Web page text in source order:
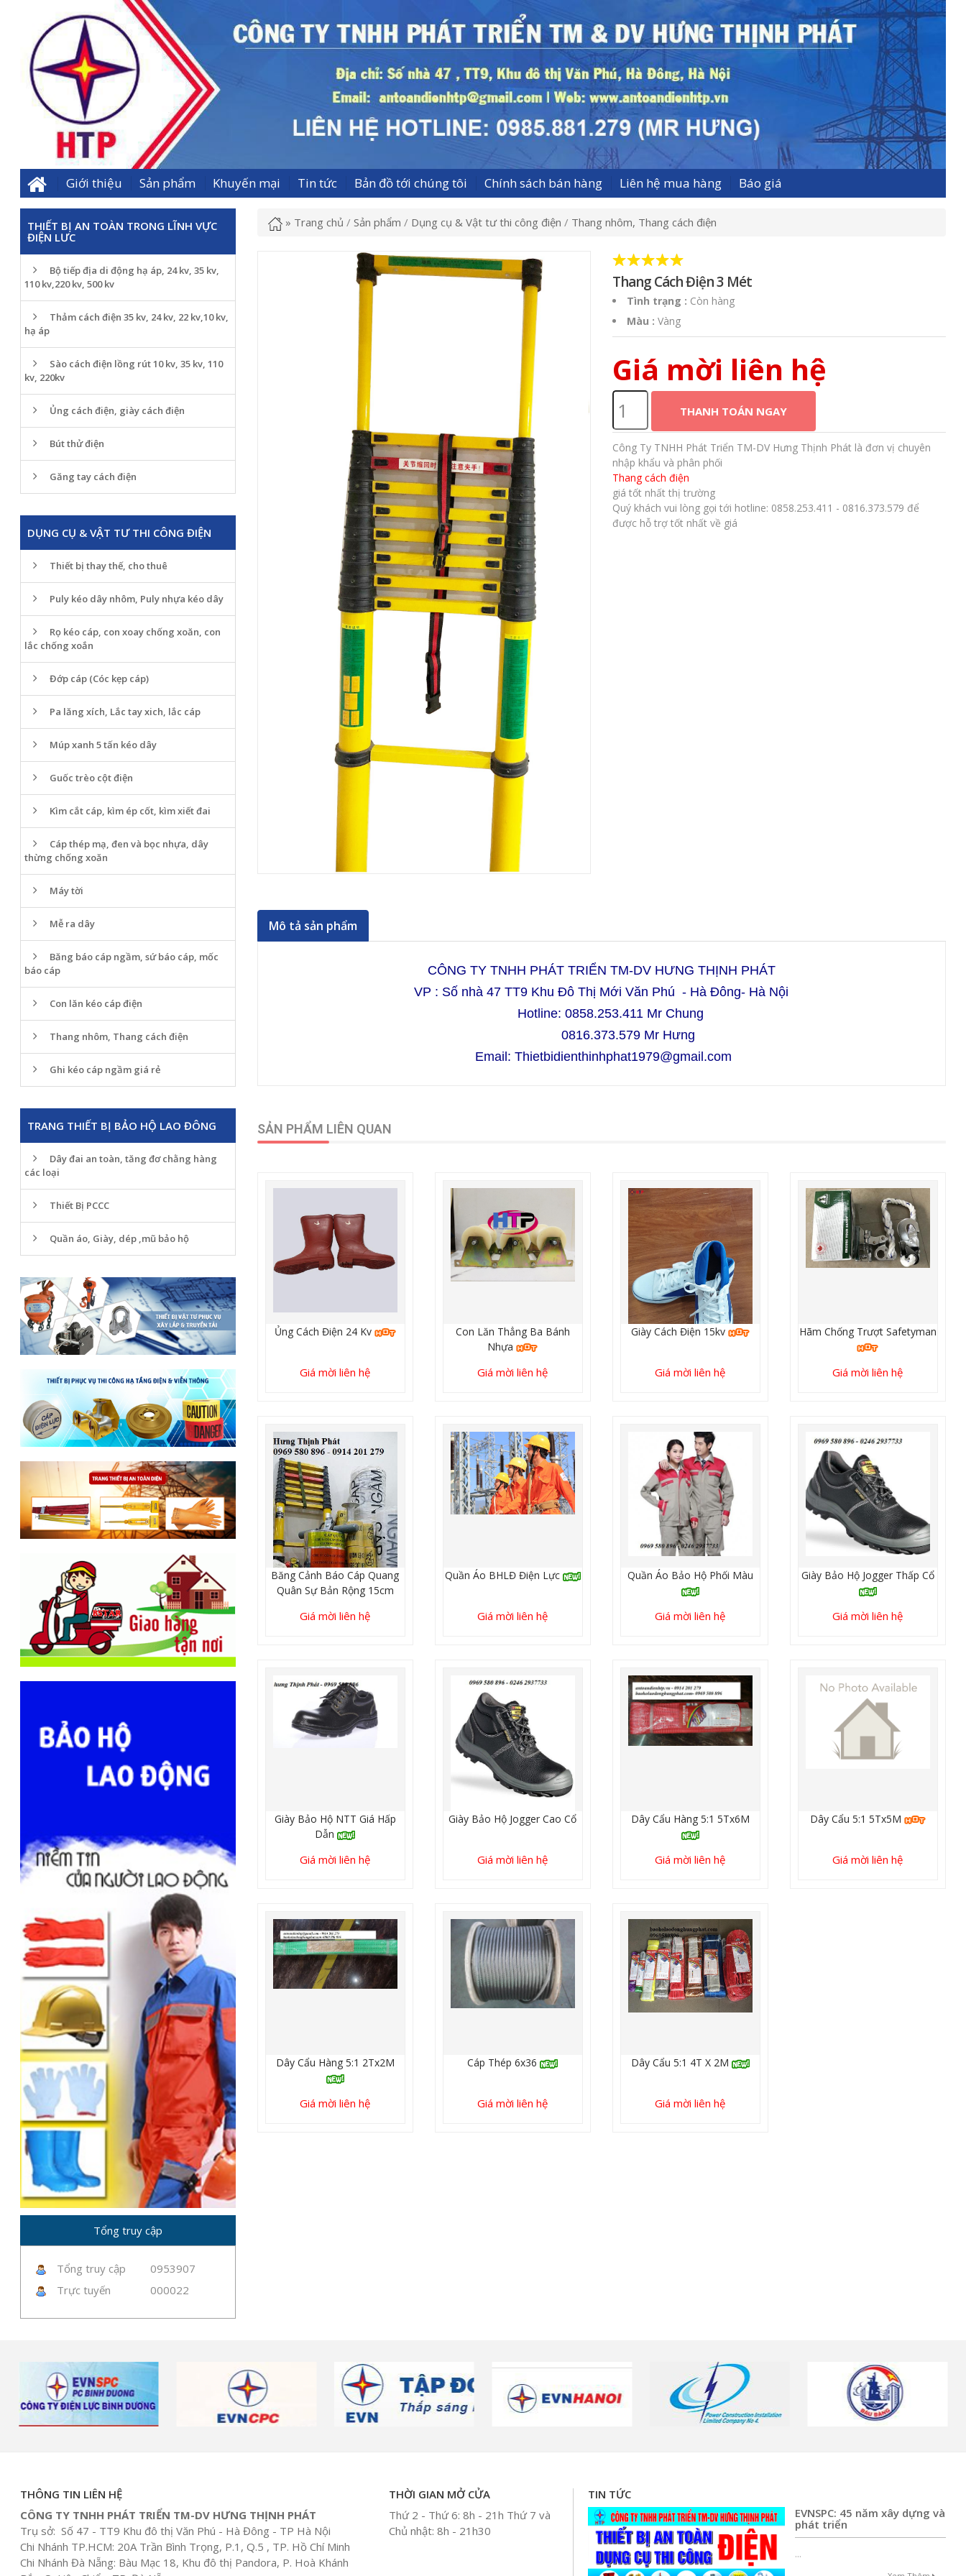
Giới thiệu Sản phẩm Khuyến mại Tin tức Bản đồ tới chúng tôi Chính sách bán hàng Liên hệ mua hàng Báo giá
THIẾT BỊ AN TOÀN TRONG LĨNH VỰC
ĐIỆN LƯC
Bộ tiếp địa di động hạ áp, 24 kv, 35 kv,
110 kv,220 kv, 500 kv
Thảm cách điện 35 kv, 24 kv, 22 kv,10 kv,
hạ áp
Sào cách điện lồng rút 10 kv, 35 kv, 110
kv, 220kv
Ủng cách điện, giày cách điện
Bút thử điện
Găng tay cách điện
DỤNG CỤ & VẬT TƯ THI CÔNG ĐIỆN
Thiết bị thay thế, cho thuê
Puly kéo dây nhôm, Puly nhựa kéo dây
Rọ kéo cáp, con xoay chống xoăn, con
lắc chống xoắn
Đớp cáp (Cóc kẹp cáp)
Pa lăng xích, Lắc tay xich, lắc cáp
Múp xanh 5 tấn kéo dây
Guốc trèo cột điện
Kìm cắt cáp, kìm ép cốt, kìm xiết đai
Cáp thép mạ, đen và bọc nhựa, dây
thừng chống xoăn
Máy tời
Mễ ra dây
Băng báo cáp ngầm, sứ báo cáp, mốc
báo cáp
Con lăn kéo cáp điện
Thang nhôm, Thang cách điện
Ghi kéo cáp ngầm giá rẻ
TRANG THIẾT BỊ BẢO HỘ LAO ĐÔNG
Dây đai an toàn, tăng đơ chằng hàng
các loại
Thiết Bị PCCC
Quần áo, Giày, dép ,mũ bảo hộ
Tổng truy cập
Tổng truy cập
0953907
Trực tuyến
000022
» Trang chủ / Sản phẩm / Dụng cụ & Vật tư thi công điện / Thang nhôm, Thang cách điện
Thang Cách Điện 3 Mét
Tình trạng : Còn hàng
Màu : Vàng
Giá mời liên hệ
THANH TOÁN NGAY
Công Ty TNHH Phát Triển TM-DV Hưng Thịnh Phát là đơn vị chuyên
nhập khẩu và phân phối
Thang cách điện
giá tốt nhất thị trường
Quý khách vui lòng gọi tới hotline: 0858.253.411 - 0816.373.579 để
được hỗ trợ tốt nhất về giá
Mô tả sản phẩm
CÔNG TY TNHH PHÁT TRIỂN TM-DV HƯNG THỊNH PHÁT
VP : Số nhà 47 TT9 Khu Đô Thị Mới Văn Phú - Hà Đông- Hà Nội
Hotline: 0858.253.411 Mr Chung
0816.373.579 Mr Hưng
Email: Thietbidienthinhphat1979@gmail.com
SẢN PHẨM LIÊN QUAN
Ủng Cách Điện 24 Kv
Giá mời liên hệ
Con Lăn Thẳng Ba Bánh
Nhựa
Giá mời liên hệ
Giày Cách Điện 15kv
Giá mời liên hệ
Hãm Chống Trượt Safetyman
Giá mời liên hệ
Băng Cảnh Báo Cáp Quang
Quân Sự Bản Rộng 15cm
Giá mời liên hệ
Quần Áo BHLĐ Điện Lực
Giá mời liên hệ
Quần Áo Bảo Hộ Phối Màu
Giá mời liên hệ
Giày Bảo Hộ Jogger Thấp Cổ
Giá mời liên hệ
Giày Bảo Hộ NTT Giá Hấp
Dẫn
Giá mời liên hệ
Giày Bảo Hộ Jogger Cao Cổ
Giá mời liên hệ
Dây Cẩu Hàng 5:1 5Tx6M
Giá mời liên hệ
Dây Cẩu 5:1 5Tx5M
Giá mời liên hệ
Dây Cẩu Hàng 5:1 2Tx2M
Giá mời liên hệ
Cáp Thép 6x36
Giá mời liên hệ
Dây Cẩu 5:1 4T X 2M
Giá mời liên hệ
THÔNG TIN LIÊN HỆ
CÔNG TY TNHH PHÁT TRIỂN TM-DV HƯNG THỊNH PHÁT
Trụ sở: Số 47 - TT9 Khu đô thị Văn Phú - Hà Đông - TP Hà Nội
Chi Nhánh TP.HCM: 20A Trần Bình Trọng, P.1, Q.5 , TP. Hồ Chí Minh
Chi Nhánh Đà Nẵng: Bàu Mạc 18, Khu đô thị Pandora, P. Hoà Khánh
THỜI GIAN MỞ CỬA
Thứ 2 - Thứ 6: 8h - 21h Thứ 7 và
Chủ nhật: 8h - 21h30
TIN TỨC
EVNSPC: 45 năm xây dựng và
phát triển
...